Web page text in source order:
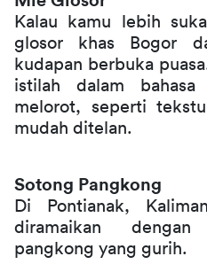
Kalau kamu lebih
glosor khas Bogor
kudapan berbuka
istilah dalam
melorot, seperti
mudah ditelan.
Sotong Pangkong
Di Pontianak,
diramaikan
pangkong yang gurih.